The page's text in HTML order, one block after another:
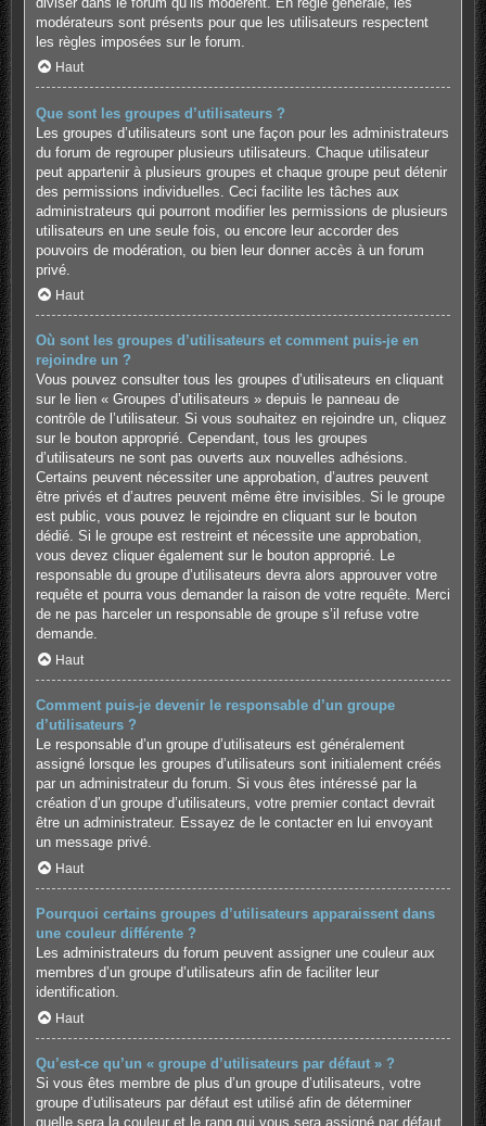
modérateurs sont présents pour que les utilisateurs respectent
les règles imposées sur le forum.
Haut
Que sont les groupes d’utilisateurs ?
Les groupes d’utilisateurs sont une façon pour les administrateurs
du forum de regrouper plusieurs utilisateurs. Chaque utilisateur
peut appartenir à plusieurs groupes et chaque groupe peut détenir
des permissions individuelles. Ceci facilite les tâches aux
administrateurs qui pourront modifier les permissions de plusieurs
utilisateurs en une seule fois, ou encore leur accorder des
pouvoirs de modération, ou bien leur donner accès à un forum
privé.
Haut
Où sont les groupes d’utilisateurs et comment puis-je en
rejoindre un ?
Vous pouvez consulter tous les groupes d’utilisateurs en cliquant
sur le lien « Groupes d’utilisateurs » depuis le panneau de
contrôle de l’utilisateur. Si vous souhaitez en rejoindre un, cliquez
sur le bouton approprié. Cependant, tous les groupes
d’utilisateurs ne sont pas ouverts aux nouvelles adhésions.
Certains peuvent nécessiter une approbation, d’autres peuvent
être privés et d’autres peuvent même être invisibles. Si le groupe
est public, vous pouvez le rejoindre en cliquant sur le bouton
dédié. Si le groupe est restreint et nécessite une approbation,
vous devez cliquer également sur le bouton approprié. Le
responsable du groupe d’utilisateurs devra alors approuver votre
requête et pourra vous demander la raison de votre requête. Merci
de ne pas harceler un responsable de groupe s’il refuse votre
demande.
Haut
Comment puis-je devenir le responsable d’un groupe
d’utilisateurs ?
Le responsable d’un groupe d’utilisateurs est généralement
assigné lorsque les groupes d’utilisateurs sont initialement créés
par un administrateur du forum. Si vous êtes intéressé par la
création d’un groupe d’utilisateurs, votre premier contact devrait
être un administrateur. Essayez de le contacter en lui envoyant
un message privé.
Haut
Pourquoi certains groupes d’utilisateurs apparaissent dans
une couleur différente ?
Les administrateurs du forum peuvent assigner une couleur aux
membres d’un groupe d’utilisateurs afin de faciliter leur
identification.
Haut
Qu’est-ce qu’un « groupe d’utilisateurs par défaut » ?
Si vous êtes membre de plus d’un groupe d’utilisateurs, votre
groupe d’utilisateurs par défaut est utilisé afin de déterminer
quelle sera la couleur et le rang qui vous sera assigné par défaut.